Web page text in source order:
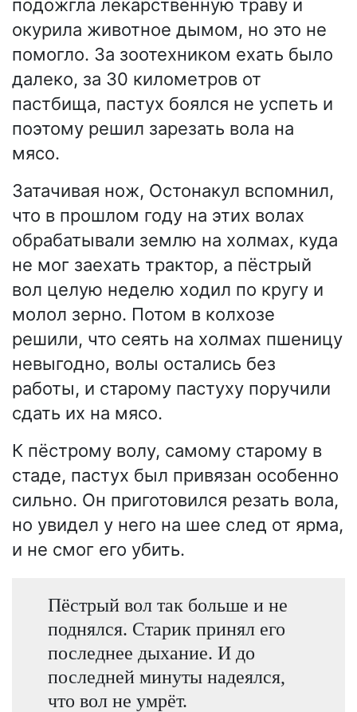
подожгла лекарственную траву и
окурила животное дымом, но это не
помогло. За зоотехником ехать было
далеко, за 30 километров от
пастбища, пастух боялся не успеть и
поэтому решил зарезать вола на
мясо.
Затачивая нож, Остонакул вспомнил,
что в прошлом году на этих волах
обрабатывали землю на холмах, куда
не мог заехать трактор, а пёстрый
вол целую неделю ходил по кругу и
молол зерно. Потом в колхозе
решили, что сеять на холмах пшеницу
невыгодно, волы остались без
работы, и старому пастуху поручили
сдать их на мясо.
К пёстрому волу, самому старому в
стаде, пастух был привязан особенно
сильно. Он приготовился резать вола,
но увидел у него на шее след от ярма,
и не смог его убить.
Пёстрый вол так больше и не
поднялся. Старик принял его
последнее дыхание. И до
последней минуты надеялся,
что вол не умрёт.